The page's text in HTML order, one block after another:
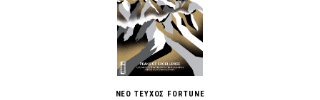
ΝΕΟ ΤΕΥΧΟΣ FORTUNE